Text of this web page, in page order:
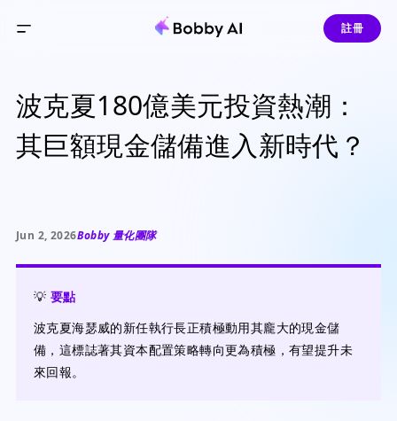
註冊
波克夏180億美元投資熱潮：
其巨額現金儲備進入新時代？
Jun 2, 2026Bobby 量化團隊
💡 要點
波克夏海瑟威的新任執行長正積極動用其龐大的現金儲
備，這標誌著其資本配置策略轉向更為積極，有望提升未
來回報。